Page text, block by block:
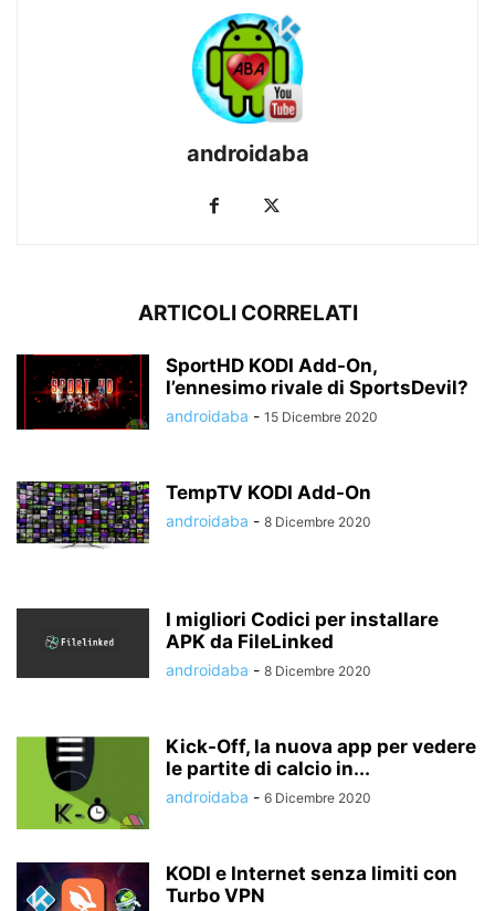
androidaba
ARTICOLI CORRELATI
SportHD KODI Add-On,
l’ennesimo rivale di SportsDevil?
androidaba - 15 Dicembre 2020
TempTV KODI Add-On
androidaba - 8 Dicembre 2020
I migliori Codici per installare
APK da FileLinked
androidaba - 8 Dicembre 2020
Kick-Off, la nuova app per vedere
le partite di calcio in...
androidaba - 6 Dicembre 2020
KODI e Internet senza limiti con
Turbo VPN